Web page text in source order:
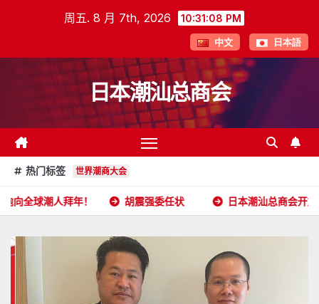
周五. 8 月 7th, 2026 10:31:09 PM
中文 日本語
日本潮汕总商会
热门标签 世界潮商大会
！ 胡震强委任状 日本潮汕总商会开放申请 2026